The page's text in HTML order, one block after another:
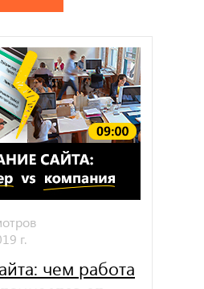
г.
чем работа